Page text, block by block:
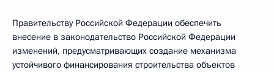
Правительству Российской Федерации обеспечить
внесение в законодательство Российской Федерации
изменений, предусматривающих создание механизма
устойчивого финансирования строительства объектов